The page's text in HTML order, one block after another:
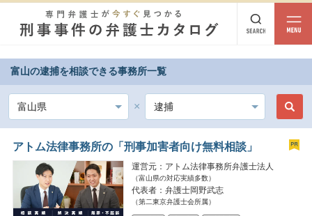
都道府県から探す
北海道・東北
北海道 青森 岩手 宮城 秋田 山形 福島
北陸・甲信越
新潟 富山 石川 福井 山梨 長野
富山の逮捕を相談できる事務所一覧
アトム法律事務所の「刑事加害者向け無料相談」
運営元：アトム法律事務所弁護士法人
（富山県の対応実績多数）
代表者：弁護士岡野武志
（第二東京弁護士会所属）